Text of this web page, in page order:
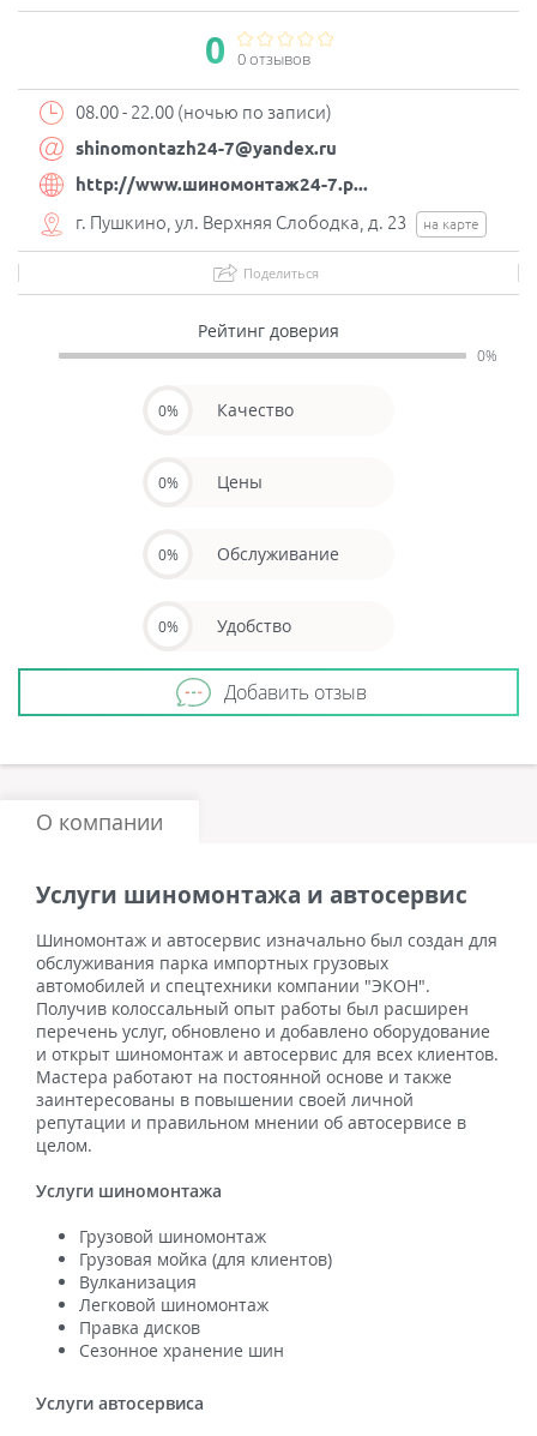
0 0 отзывов
08.00 - 22.00 (ночью по записи)
shinomontazh24-7@yandex.ru
http://www.шиномонтаж24-7.р...
г. Пушкино, ул. Верхняя Слободка, д. 23
на карте
Поделиться
Рейтинг доверия
0%
0% Качество
0% Цены
0% Обслуживание
0% Удобство
Добавить отзыв
О компании
Услуги шиномонтажа и автосервис
Шиномонтаж и автосервис изначально был создан для
обслуживания парка импортных грузовых
автомобилей и спецтехники компании "ЭКОН".
Получив колоссальный опыт работы был расширен
перечень услуг, обновлено и добавлено оборудование
и открыт шиномонтаж и автосервис для всех клиентов.
Мастера работают на постоянной основе и также
заинтересованы в повышении своей личной
репутации и правильном мнении об автосервисе в
целом.
Услуги шиномонтажа
Грузовой шиномонтаж
Грузовая мойка (для клиентов)
Вулканизация
Легковой шиномонтаж
Правка дисков
Сезонное хранение шин
Услуги автосервиса